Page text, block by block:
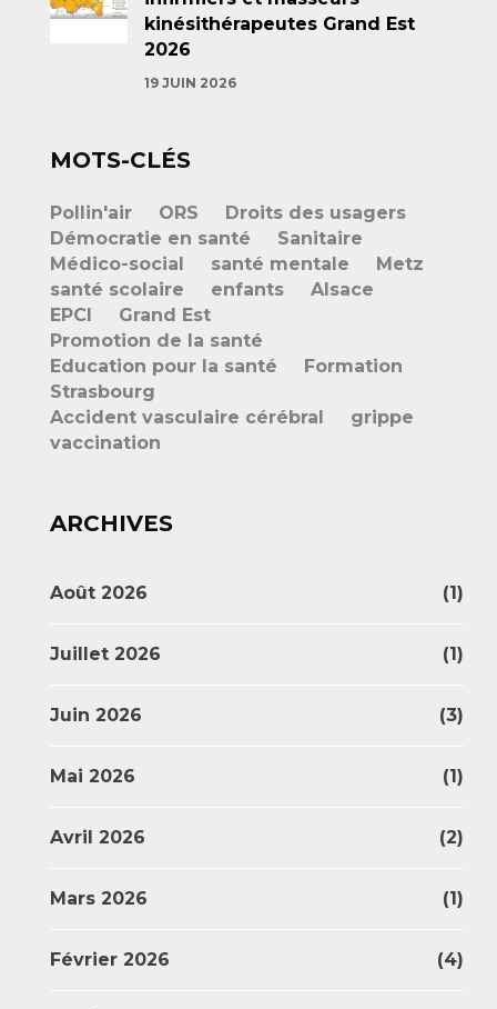
kinésithérapeutes Grand Est
2026
19 JUIN 2026
MOTS-CLÉS
Pollin'air ORS
Droits des usagers
Démocratie en santé
Sanitaire
Médico-social
santé mentale
Metz
santé scolaire
enfants
Alsace
EPCI
Grand Est
Promotion de la santé
Education pour la santé
Formation
Strasbourg
Accident vasculaire cérébral
grippe
vaccination
ARCHIVES
Août 2026 (1)
Juillet 2026 (1)
Juin 2026 (3)
Mai 2026 (1)
Avril 2026 (2)
Mars 2026 (1)
Février 2026 (4)